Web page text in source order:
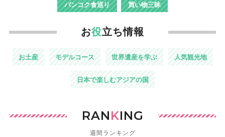
バンコク食巡り 買い物三昧
お役立ち情報
お土産 モデルコース 世界遺産を学ぶ 人気観光地
日本で楽しむアジアの国
RANKING
週間ランキング